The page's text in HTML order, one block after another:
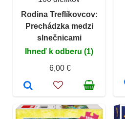
Rodina Treflíkovcov:
Prechádzka medzi
slnečnicami
Ihneď k odberu (1)
6,00 €